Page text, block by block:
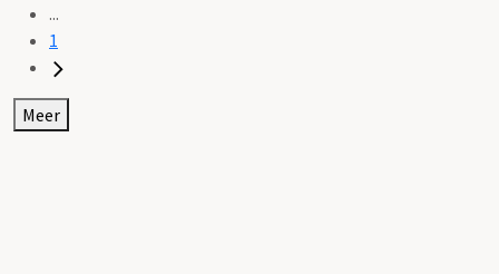
...
1
Meer